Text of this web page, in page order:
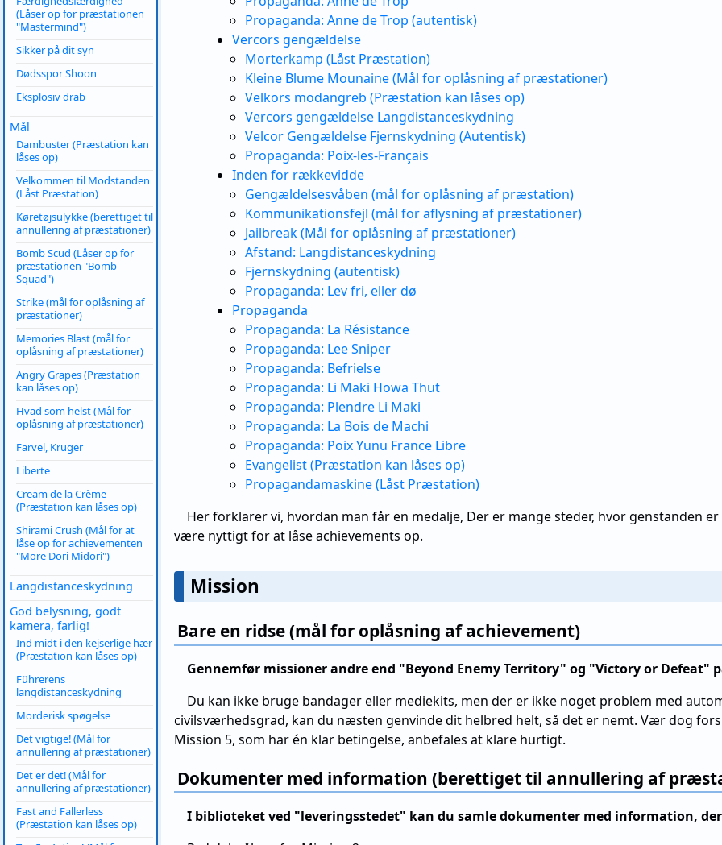
Propaganda: Anne de Trop (autentisk)
Vercors gengældelse
Morterkamp (Låst Præstation)
Kleine Blume Mounaine (Mål for oplåsning af præstationer)
Velkors modangreb (Præstation kan låses op)
Vercors gengældelse Langdistanceskydning
Velcor Gengældelse Fjernskydning (Autentisk)
Propaganda: Poix-les-Français
Inden for rækkevidde
Gengældelsesvåben (mål for oplåsning af præstation)
Kommunikationsfejl (mål for aflysning af præstationer)
Jailbreak (Mål for oplåsning af præstationer)
Afstand: Langdistanceskydning
Fjernskydning (autentisk)
Propaganda: Lev fri, eller dø
Propaganda
Propaganda: La Résistance
Propaganda: Lee Sniper
Propaganda: Befrielse
Propaganda: Li Maki Howa Thut
Propaganda: Plendre Li Maki
Propaganda: La Bois de Machi
Propaganda: Poix Yunu France Libre
Evangelist (Præstation kan låses op)
Propagandamaskine (Låst Præstation)
Her forklarer vi, hvordan man får en medalje, Der er mange steder, hvor genstanden
være nyttigt for at låse achievements op.
Mission
Bare en ridse (mål for oplåsning af achievement)
Gennemfør missioner andre end "Beyond Enemy Territory" og "Victory or
Du kan ikke bruge bandager eller mediekits, men der er ikke noget problem med
civilsværhedsgrad, kan du næsten genvinde dit helbred helt, så det er nemt. Vær dog
Mission 5, som har én klar betingelse, anbefales at klare hurtigt.
Dokumenter med information (berettiget til annullering af
I biblioteket ved "leveringsstedet" kan du samle dokumenter med information,
(Låser op for præstationen
"Mastermind")
Sikker på dit syn
Dødsspor Shoon
Eksplosiv drab
Mål
Dambuster (Præstation kan
låses op)
Velkommen til Modstanden
(Låst Præstation)
Køretøjsulykke (berettiget til
annullering af præstationer)
Bomb Scud (Låser op for
præstationen "Bomb
Squad")
Strike (mål for oplåsning af
præstationer)
Memories Blast (mål for
oplåsning af præstationer)
Angry Grapes (Præstation
kan låses op)
Hvad som helst (Mål for
oplåsning af præstationer)
Farvel, Kruger
Liberte
Cream de la Crème
(Præstation kan låses op)
Shirami Crush (Mål for at
låse op for achievementen
"More Dori Midori")
Langdistanceskydning
God belysning, godt
kamera, farlig!
Ind midt i den kejserlige hær
(Præstation kan låses op)
Führerens
langdistanceskydning
Morderisk spøgelse
Det vigtige! (Mål for
annullering af præstationer)
Det er det! (Mål for
annullering af præstationer)
Fast and Fallerless
(Præstation kan låses op)